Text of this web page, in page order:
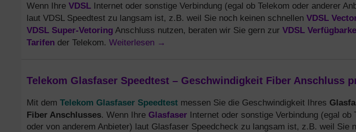
Wenn Ihre VDSL Internet oder sonstige Verbindung (egal ob Telekom oder anderer
laut VDSL Speedtest zu langsam ist, z.B. weil Sie noch keinen schnellen VDSL
VDSL Super-Vetoring Anschluss nutzen, beraten wir Sie gern zur VDSL
Tarifen der Telekom. Weiterlesen →
Telekom Glasfaser Speedtest – Geschwindigkeit Fiber Anschluss
Mit dem Telekom Glasfaser Speedtest messen Sie die Geschwindigkeit Ihres
Fiber Anschlusses. Wenn Ihre Glasfaser Internet oder sonstige Verbindung (egal ob
oder von anderem Anbieter) laut Glasfaser Speedcheck zu langsam ist, z.B. weil Sie